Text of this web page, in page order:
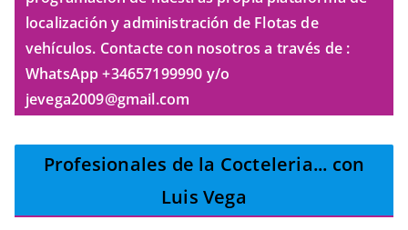
localización y administración de Flotas de
vehículos. Contacte con nosotros a través de :
WhatsApp +34657199990 y/o
jevega2009@gmail.com
Profesionales de la Cocteleria... con
Luis Vega